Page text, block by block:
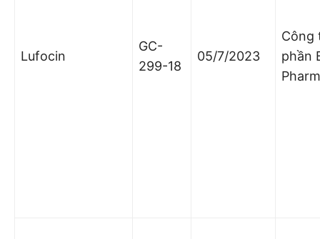
Lufocin
GC-
299-18
05/7/2023
Công
phần